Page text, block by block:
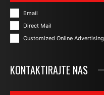
Email
Direct Mail
Customized Online Advertising
KONTAKTIRAJTE NAS